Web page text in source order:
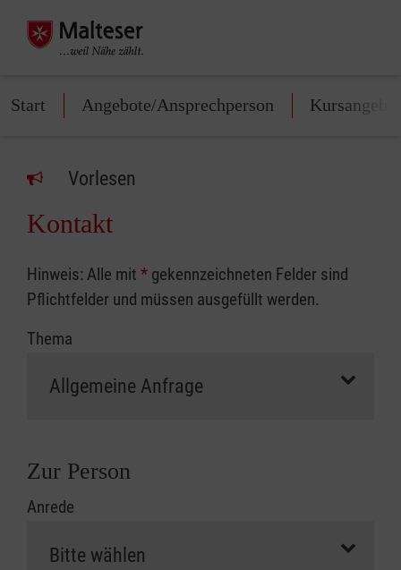
Start Angebote/Ansprechperson Kursangebot
Vorlesen
Kontakt
Hinweis: Alle mit * gekennzeichneten Felder sind
Pflichtfelder und müssen ausgefüllt werden.
Thema
Zur Person
Anrede